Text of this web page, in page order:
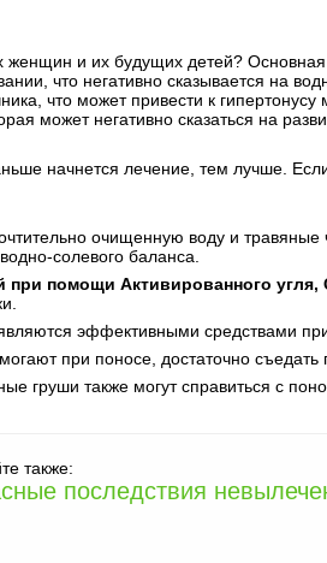
и их будущих детей? Основная
что негативно сказывается на
что может привести к
может негативно сказаться на
начнется лечение, тем лучше.
очищенную воду и
солевого баланса.
при помощи Активированного
эффективными средствами
при поносе, достаточно съедать
груши также могут справиться с
также:
последствия